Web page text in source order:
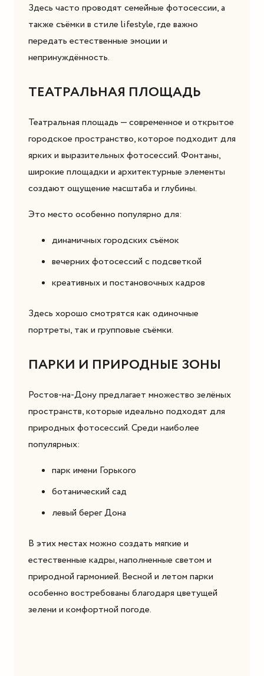
Здесь часто проводят семейные фотосессии, а
также съёмки в стиле lifestyle, где важно
передать естественные эмоции и
непринуждённость.
ТЕАТРАЛЬНАЯ ПЛОЩАДЬ
Театральная площадь — современное и открытое
городское пространство, которое подходит для
ярких и выразительных фотосессий. Фонтаны,
широкие площадки и архитектурные элементы
создают ощущение масштаба и глубины.
Это место особенно популярно для:
динамичных городских съёмок
вечерних фотосессий с подсветкой
креативных и постановочных кадров
Здесь хорошо смотрятся как одиночные
портреты, так и групповые съёмки.
ПАРКИ И ПРИРОДНЫЕ ЗОНЫ
Ростов-на-Дону предлагает множество зелёных
пространств, которые идеально подходят для
природных фотосессий. Среди наиболее
популярных:
парк имени Горького
ботанический сад
левый берег Дона
В этих местах можно создать мягкие и
естественные кадры, наполненные светом и
природной гармонией. Весной и летом парки
особенно востребованы благодаря цветущей
зелени и комфортной погоде.